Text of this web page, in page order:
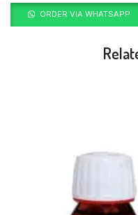
ORDER VIA WHATSAPP